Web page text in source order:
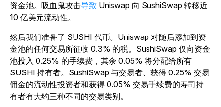
资金池。吸血鬼攻击导致 Uniswap 向 SushiSwap 转移近
10 亿美元流动性。
然后我们准备了 SUSHI 代币。Uniswap 对随后添加到资
金池的任何交易所征收 0.3% 的税。SushiSwap 仅向资金
池投入 0.25% 的手续费，其余 0.05% 将分配给所有
SUSHI 持有者。SushiSwap 与交易者、获得 0.25% 交易
佣金的流动性投资者和获得 0.05% 交易手续费的寿司持
有者有大约三种不同的交易类别。